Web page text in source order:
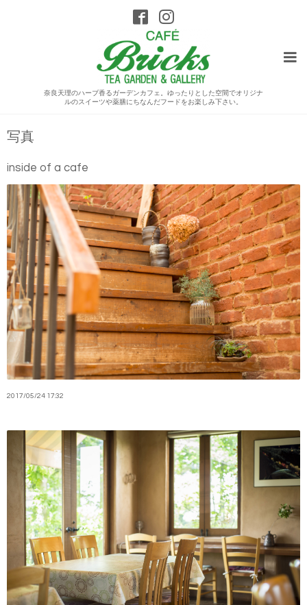
奈良天理のハーブ香るガーデンカフェ。ゆったりとした空間でオリジナ
ルのスイーツや薬膳にちなんだフードをお楽しみ下さい。
写真
inside of a cafe
2017/05/24 17:32